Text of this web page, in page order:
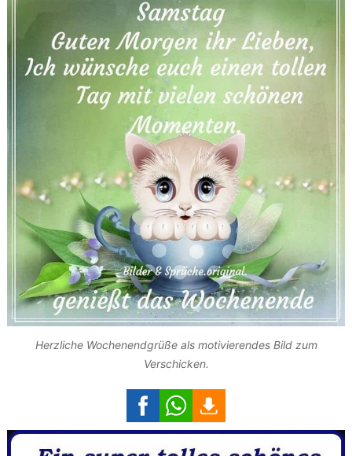
Herzliche Wochenendgrüße als motivierendes Bild zum
Verschicken.